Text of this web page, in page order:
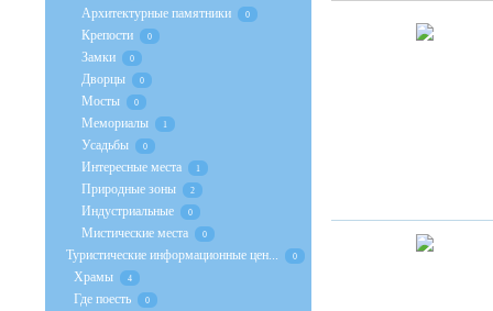
Архитектурные памятники 0
Крепости 0
Замки 0
Дворцы 0
Мосты 0
Мемориалы 1
Усадьбы 0
Интересные места 1
Природные зоны 2
Индустриальные 0
Мистические места 0
Туристические информационные цен... 0
Храмы 4
Где поесть 0